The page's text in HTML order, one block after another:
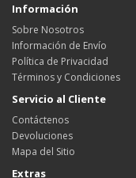
Información
Sobre Nosotros
Información de Envío
Política de Privacidad
Términos y Condiciones
Servicio al Cliente
Contáctenos
Devoluciones
Mapa del Sitio
Extras